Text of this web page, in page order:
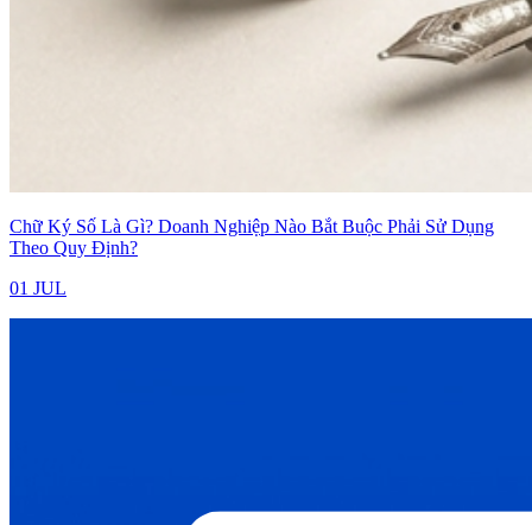
Chữ Ký Số Là Gì? Doanh Nghiệp Nào Bắt Buộc Phải Sử Dụng
Theo Quy Định?
01 JUL